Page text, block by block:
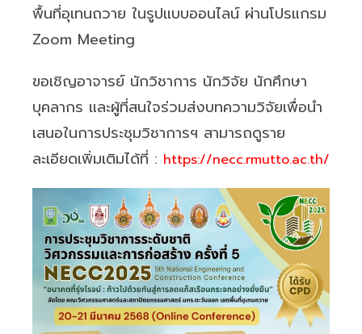
พื้นที่อุเทนถวาย ในรูปแบบออนไลน์ ผ่านโปรแกรม
Zoom Meeting
ขอเชิญอาจารย์ นักวิชาการ นักวิจัย นักศึกษา
บุคลากร และผู้ที่สนใจร่วมส่งบทความวิจัยเพื่อนำ
เสนอในการประชุมวิชาการฯ สามารถดูราย
ละเอียดเพิ่มเติมได้ที่ : https://necc.rmutto.ac.th/